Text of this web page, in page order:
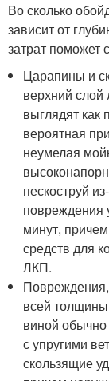
Во сколько
зависит от
затрат поможет
Царапины и
верхний
выглядят как
вероятная
неумелая
пескоструй
повреждения
минут,
средств для
ЛКП.
всей
виной обычно
с упругими
скользящие